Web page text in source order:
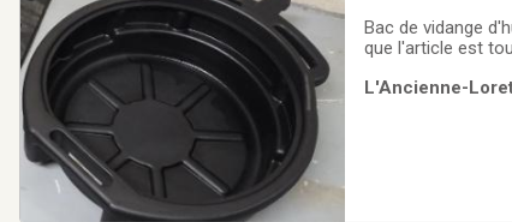
Bac de vidange d'huile en
que l'article est
L'Ancienne-